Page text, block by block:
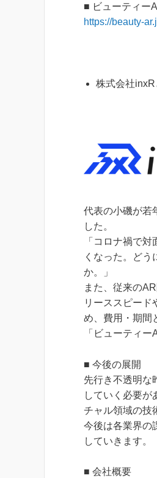
■ ビューティー
https://beauty-
株式会社inxR
代表の小磯が若
した。
「コロナ禍で
くなった。どう
か。」
また、従来の
リーススピード
め、費用・期間
「ビューティ
■ 今後の展開
先行き不透明な
していく必要が
チャル領域の技
今後は各業界の
していきます。
■ 会社概要